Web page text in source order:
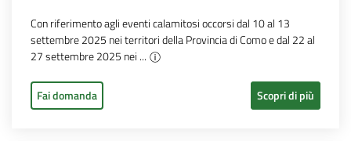
Con riferimento agli eventi calamitosi occorsi dal 10 al 13
settembre 2025 nei territori della Provincia di Como e dal 22 al
27 settembre 2025 nei ...
Fai domanda Scopri di più